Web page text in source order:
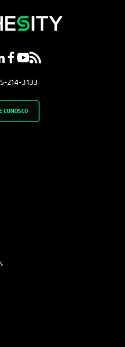
in a new tab
opens in a new tab
opens in a new tab
opens in a new tab
opens in a new tab
214-3133
CONOSCO